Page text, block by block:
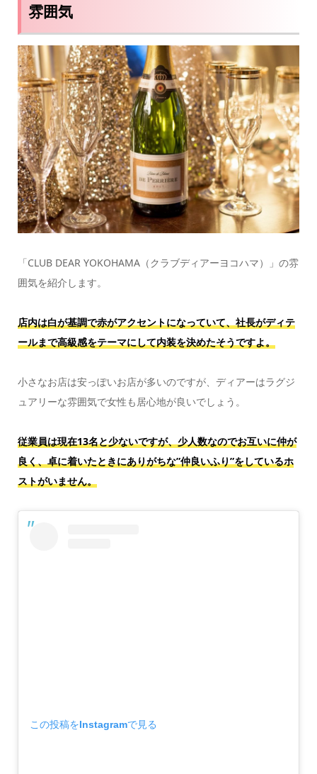
雰囲気
「CLUB DEAR YOKOHAMA（クラブディアーヨコハマ）」の雰
囲気を紹介します。
店内は白が基調で赤がアクセントになっていて、社長がディテ
ールまで高級感をテーマにして内装を決めたそうですよ。
小さなお店は安っぽいお店が多いのですが、ディアーはラグジ
ュアリーな雰囲気で女性も居心地が良いでしょう。
従業員は現在13名と少ないですが、少人数なのでお互いに仲が
良く、卓に着いたときにありがちな”仲良いふり”をしているホ
ストがいません。
この投稿をInstagramで見る